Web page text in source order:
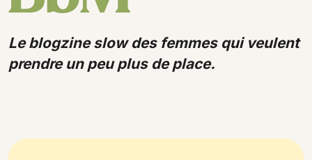
Le blogzine slow des femmes qui veulent
prendre un peu plus de place.